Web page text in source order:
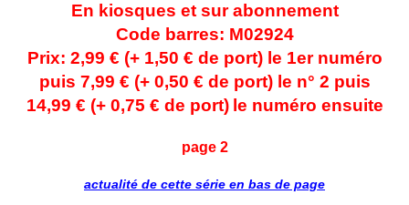
En kiosques et sur abonnement
Code barres: M02924
Prix: 2,99 € (+ 1,50 € de port) le 1er numéro
puis 7,99 € (+ 0,50 € de port) le n° 2 puis
14,99 € (+ 0,75 € de port) le numéro ensuite
page 2
actualité de cette série en bas de page